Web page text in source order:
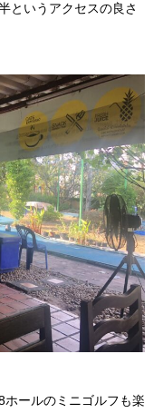
というアクセスの良さ
ールのミニゴルフも楽